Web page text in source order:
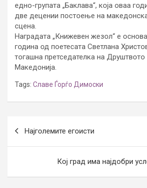
едно-групата „Баклава“, која оваа
две децении постоење на
сцена.
Наградата „Книжевен жезол“ е
година од поетесата Светлана
тогашна претседателка на Друштвото
Македонија.
Tags: Славе Ѓорѓо Димоски
navigation
Најголемите егоисти
Кој град има најдобри